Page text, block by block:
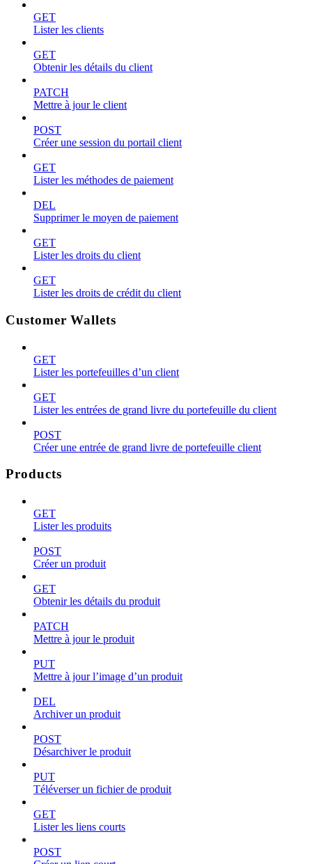
GET
Lister les clients
GET
Obtenir les détails du client
PATCH
Mettre à jour le client
POST
Créer une session du portail client
GET
Lister les méthodes de paiement
DEL
Supprimer le moyen de paiement
GET
Lister les droits du client
GET
Lister les droits de crédit du client
Customer Wallets
GET
Lister les portefeuilles d’un client
GET
Lister les entrées de grand livre du portefeuille du client
POST
Créer une entrée de grand livre de portefeuille client
Products
GET
Lister les produits
POST
Créer un produit
GET
Obtenir les détails du produit
PATCH
Mettre à jour le produit
PUT
Mettre à jour l’image d’un produit
DEL
Archiver un produit
POST
Désarchiver le produit
PUT
Téléverser un fichier de produit
GET
Lister les liens courts
POST